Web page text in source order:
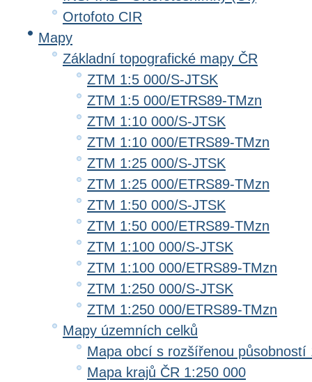
Ortofoto CIR
Mapy
Základní topografické mapy ČR
ZTM 1:5 000/S-JTSK
ZTM 1:5 000/ETRS89-TMzn
ZTM 1:10 000/S-JTSK
ZTM 1:10 000/ETRS89-TMzn
ZTM 1:25 000/S-JTSK
ZTM 1:25 000/ETRS89-TMzn
ZTM 1:50 000/S-JTSK
ZTM 1:50 000/ETRS89-TMzn
ZTM 1:100 000/S-JTSK
ZTM 1:100 000/ETRS89-TMzn
ZTM 1:250 000/S-JTSK
ZTM 1:250 000/ETRS89-TMzn
Mapy územních celků
Mapa obcí s rozšířenou působností
Mapa krajů ČR 1:250 000